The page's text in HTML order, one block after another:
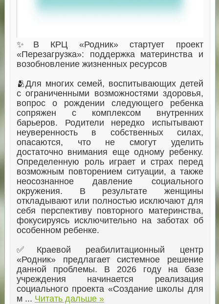
✨В КРЦ «Родник» стартует проект
«Перезагрузка»: поддержка материнства и
возобновление жизненных ресурсов
🫂Для многих семей, воспитывающих детей
с ограниченными возможностями здоровья,
вопрос о рождении следующего ребенка
сопряжен с комплексом внутренних
барьеров. Родители нередко испытывают
неуверенность в собственных силах,
опасаются, что не смогут уделить
достаточно внимания еще одному ребенку.
Определенную роль играет и страх перед
возможным повторением ситуации, а также
неосознанное давление социального
окружения. В результате женщины
откладывают или полностью исключают для
себя перспективу повторного материнства,
фокусируясь исключительно на заботах об
особенном ребенке.
✅Краевой реабилитационный центр
«Родник» предлагает системное решение
данной проблемы. В 2026 году на базе
учреждения начинается реализация
социального проекта «Создание школы для
м ... Читать дальше »